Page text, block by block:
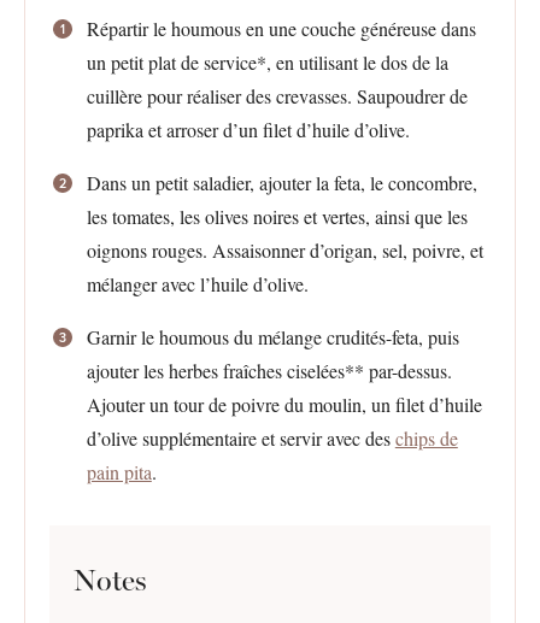
Répartir le houmous en une couche généreuse dans
un petit plat de service*, en utilisant le dos de la
cuillère pour réaliser des crevasses. Saupoudrer de
paprika et arroser d’un filet d’huile d’olive.
Dans un petit saladier, ajouter la feta, le concombre,
les tomates, les olives noires et vertes, ainsi que les
oignons rouges. Assaisonner d’origan, sel, poivre, et
mélanger avec l’huile d’olive.
Garnir le houmous du mélange crudités-feta, puis
ajouter les herbes fraîches ciselées** par-dessus.
Ajouter un tour de poivre du moulin, un filet d’huile
d’olive supplémentaire et servir avec deschips de
pain pita.
Notes